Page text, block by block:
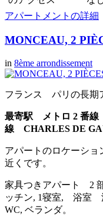
アパートメントの詳細
MONCEAU, 2
in 8ème arrondissement
フランス パリの長期
最寄駅 メトロ 2 番
線 CHARLES DE
アパートのロケーシ
近くです。
家具つきアパート 2
ッチン, 1寝室, 浴室
WC, ベランダ。